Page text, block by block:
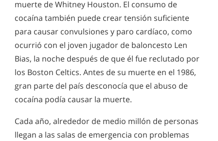
Un consumidor de cocaína puede abusar de esta droga
muchas veces y escapar de los graves problemas físicos—
piensa él. Lo que no sabe es que la cocaína siempre crea
tensiones graves en el corazón, en las arterias y en las
venas.
muy antiguo. El alcohol ha sido parte de nuestra cultura
desde su inicio, con bebidas fermentadas provenientes de
casi todas las frutas, vegetales, y granos existentes. Es fácil
asumir que la tendencia de escapar de la realidad en vez de
confrontar y resolver los problemas es parte de la condición
humana.
muerte de Whitney Houston. El consumo de
cocaína también puede crear tensión suficiente
para causar convulsiones y paro cardíaco, como
ocurrió con el joven jugador de baloncesto Len
Bias, la noche después de que él fue reclutado por
los Boston Celtics. Antes de su muerte en el 1986,
gran parte del país desconocía que el abuso de
cocaína podía causar la muerte.
Cada año, alrededor de medio millón de personas
llegan a las salas de emergencia con problemas